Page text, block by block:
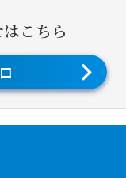
こちら